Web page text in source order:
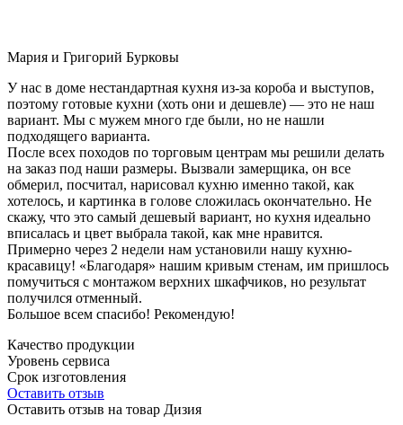
Мария и Григорий Бурковы
У нас в доме нестандартная кухня из-за короба и выступов,
поэтому готовые кухни (хоть они и дешевле) — это не наш
вариант. Мы с мужем много где были, но не нашли
подходящего варианта.
После всех походов по торговым центрам мы решили делать
на заказ под наши размеры. Вызвали замерщика, он все
обмерил, посчитал, нарисовал кухню именно такой, как
хотелось, и картинка в голове сложилась окончательно. Не
скажу, что это самый дешевый вариант, но кухня идеально
вписалась и цвет выбрала такой, как мне нравится.
Примерно через 2 недели нам установили нашу кухню-
красавицу! «Благодаря» нашим кривым стенам, им пришлось
помучиться с монтажом верхних шкафчиков, но результат
получился отменный.
Большое всем спасибо! Рекомендую!
Качество продукции
Уровень сервиса
Срок изготовления
Оставить отзыв
Оставить отзыв на товар Дизия